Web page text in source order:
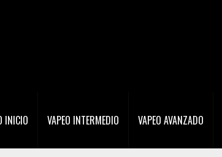
INICIO VAPEO INTERMEDIO VAPEO AVANZADO